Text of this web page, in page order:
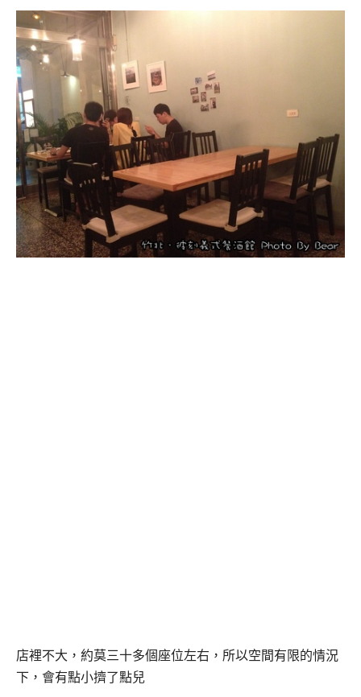
店裡不大，約莫三十多個座位左右，所以空間有限的情況
下，會有點小擠了點兒